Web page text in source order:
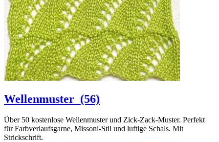
Wellenmuster (56)
Über 50 kostenlose Wellenmuster und Zick-Zack-Muster. Perfekt
für Farbverlaufsgarne, Missoni-Stil und luftige Schals. Mit
Strickschrift.